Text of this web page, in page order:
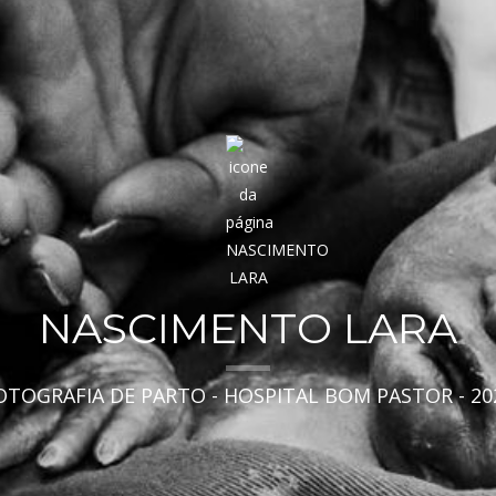
NASCIMENTO LARA
DE PARTO - HOSPITAL BOM PASTOR -